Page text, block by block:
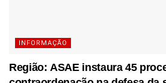
INFORMAÇÃO
Região: ASAE instaura 45